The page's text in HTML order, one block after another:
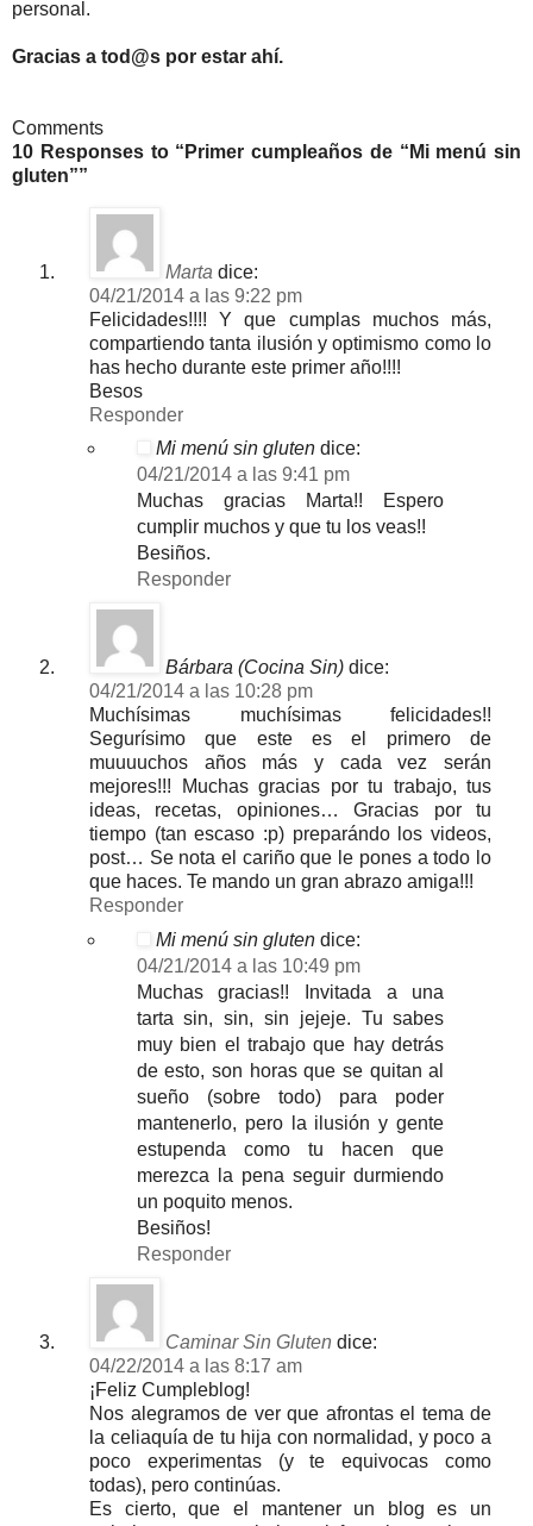
personal.
Gracias a tod@s por estar ahí.
Comments
10 Responses to “Primer cumpleaños de “Mi menú sin
gluten””
Marta dice:
04/21/2014 a las 9:22 pm
Felicidades!!!! Y que cumplas muchos más,
compartiendo tanta ilusión y optimismo como lo
has hecho durante este primer año!!!!
Besos
Responder
Mi menú sin gluten dice:
04/21/2014 a las 9:41 pm
Muchas gracias Marta!! Espero
cumplir muchos y que tu los veas!!
Besiños.
Responder
Bárbara (Cocina Sin) dice:
04/21/2014 a las 10:28 pm
Muchísimas muchísimas felicidades!!
Segurísimo que este es el primero de
muuuuchos años más y cada vez serán
mejores!!! Muchas gracias por tu trabajo, tus
ideas, recetas, opiniones… Gracias por tu
tiempo (tan escaso :p) preparándo los videos,
post… Se nota el cariño que le pones a todo lo
que haces. Te mando un gran abrazo amiga!!!
Responder
Mi menú sin gluten dice:
04/21/2014 a las 10:49 pm
Muchas gracias!! Invitada a una
tarta sin, sin, sin jejeje. Tu sabes
muy bien el trabajo que hay detrás
de esto, son horas que se quitan al
sueño (sobre todo) para poder
mantenerlo, pero la ilusión y gente
estupenda como tu hacen que
merezca la pena seguir durmiendo
un poquito menos.
Besiños!
Responder
Caminar Sin Gluten dice:
04/22/2014 a las 8:17 am
¡Feliz Cumpleblog!
Nos alegramos de ver que afrontas el tema de
la celiaquía de tu hija con normalidad, y poco a
poco experimentas (y te equivocas como
todas), pero continúas.
Es cierto, que el mantener un blog es un